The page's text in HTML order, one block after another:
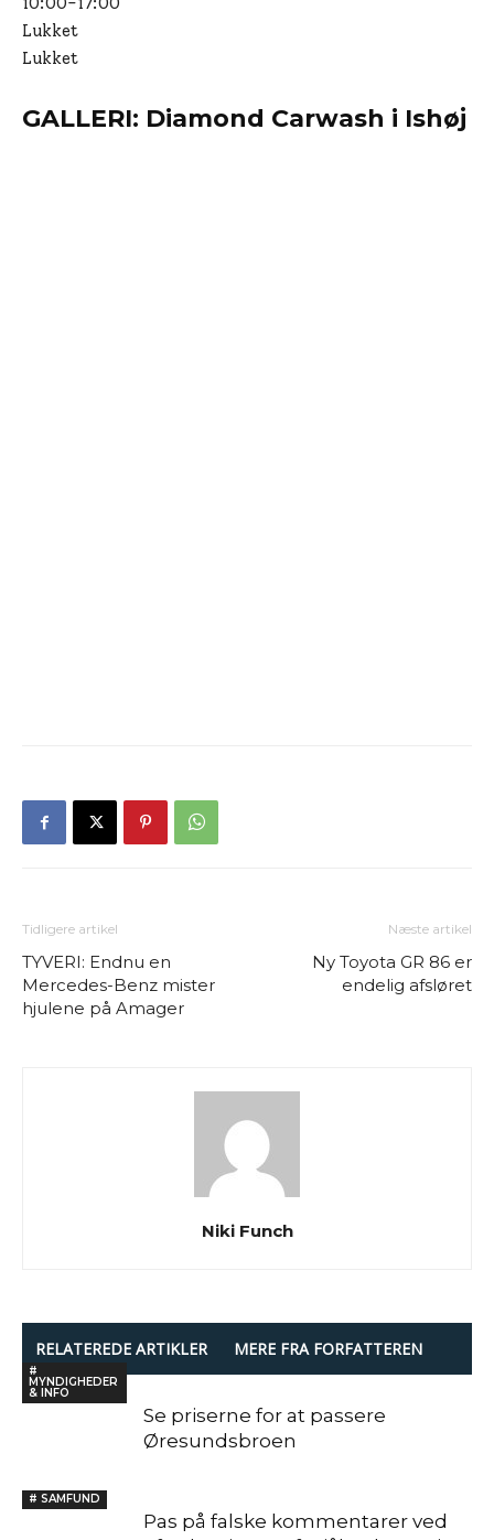
Lukket
Lukket
GALLERI: Diamond Carwash i Ishøj
Tidligere artikel
TYVERI: Endnu en
Mercedes-Benz mister
hjulene på Amager
Næste artikel
Ny Toyota GR 86 er
endelig afsløret
Niki Funch
RELATEREDE ARTIKLER MERE FRA FORFATTEREN
#
MYNDIGHEDER
& INFO
Se priserne for at passere
Øresundsbroen
# SAMFUND
Pas på falske kommentarer ved